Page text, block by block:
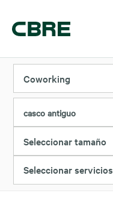
Coworking
casco antiguo
Seleccionar tamaño
Seleccionar servicios